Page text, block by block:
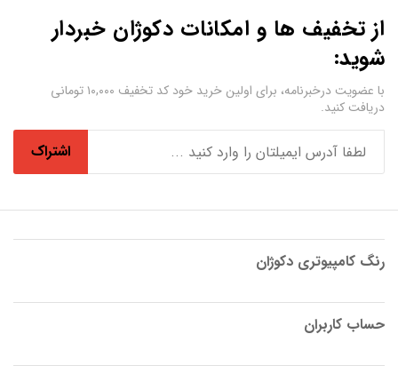
از تخفیف ها و امکانات دکوژان خبردار
شوید:
با عضویت درخبرنامه، برای اولین خرید خود کد تخفیف ۱۰,۰۰۰ تومانی
دریافت کنید.
اشتراک
رنگ کامپیوتری دکوژان
حساب کاربران